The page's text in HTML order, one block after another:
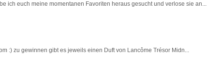
ich euch meine momentanen Favoriten heraus gesucht und verlose sie an...
:) zu gewinnen gibt es jeweils einen Duft von Lancôme Trésor Midn...